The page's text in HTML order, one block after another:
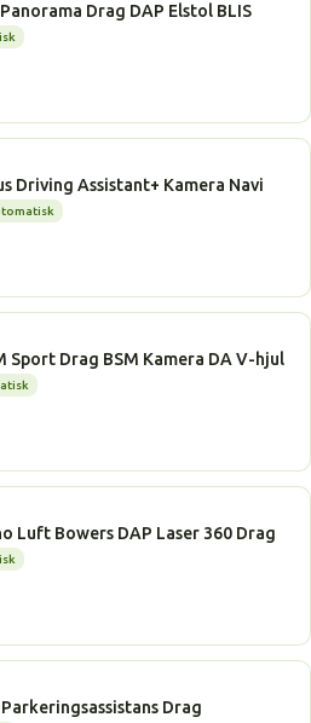
Drag DAP Elstol BLIS
Driving Assistant+ Kamera Navi
Sport Drag BSM Kamera DA V-hjul
Luft Bowers DAP Laser 360 Drag
Drag